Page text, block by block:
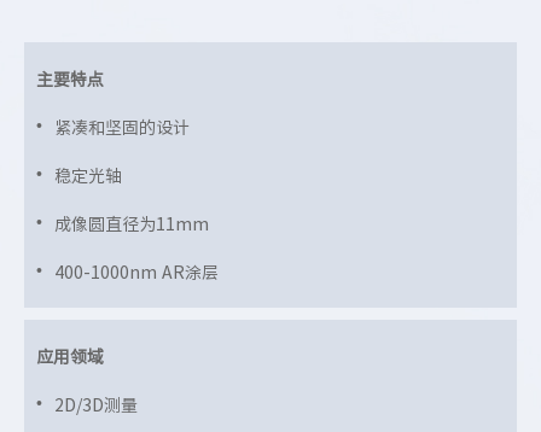
主要特点
紧凑和坚固的设计
稳定光轴
成像圆直径为11mm
400-1000nm AR涂层
应用领域
2D/3D测量